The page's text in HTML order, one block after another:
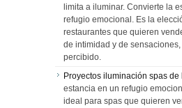
limita a iluminar. Convierte la
refugio emocional. Es la
restaurantes que quieren
de intimidad y de
percibido.
Proyectos iluminación spas de
estancia en un refugio
ideal para spas que quieren